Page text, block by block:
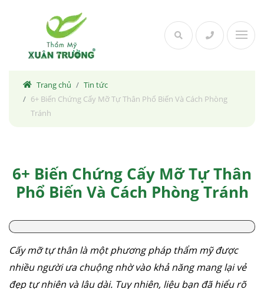
Trang chủ
Tin tức
6+ Biến Chứng Cấy Mỡ Tự Thân Phổ Biến Và Cách Phòng
Tránh
6+ Biến Chứng Cấy Mỡ Tự Thân
Phổ Biến Và Cách Phòng Tránh
Cấy mỡ tự thân là một phương pháp thẩm mỹ được
nhiều người ưa chuộng nhờ vào khả năng mang lại vẻ
đẹp tự nhiên và lâu dài. Tuy nhiên, liệu bạn đã hiểu rõ